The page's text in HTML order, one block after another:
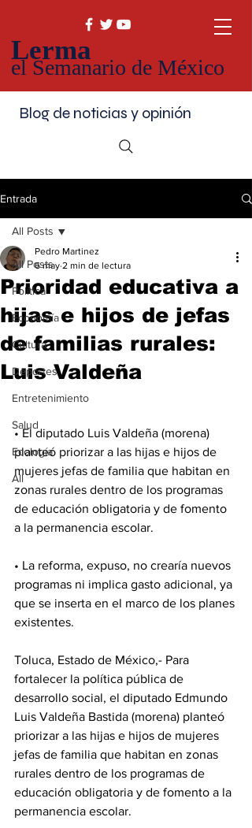
Lerma
el Semanario de México
Blog de noticias y opinión
Entrada
All Posts
Política
Economía
Cultura
Deportes
Entretenimiento
Salud
Ecología
All
All Posts
Prioridad educativa a
hijas e hijos de jefas
de familias rurales:
Luis Valdeña
Pedro Martinez
6 may 2 min de lectura
• El diputado Luis Valdeña (morena)
planteó priorizar a las hijas e hijos de
mujeres jefas de familia que habitan en
zonas rurales dentro de los programas
de educación obligatoria y de fomento
a la permanencia escolar.
• La reforma, expuso, no crearía nuevos
programas ni implica gasto adicional, ya
que se inserta en el marco de los planes
existentes.
Toluca, Estado de México,- Para
fortalecer la política pública de
desarrollo social, el diputado Edmundo
Luis Valdeña Bastida (morena) planteó
priorizar a las hijas e hijos de mujeres
jefas de familia que habitan en zonas
rurales dentro de los programas de
educación obligatoria y de fomento a la
permanencia escolar.